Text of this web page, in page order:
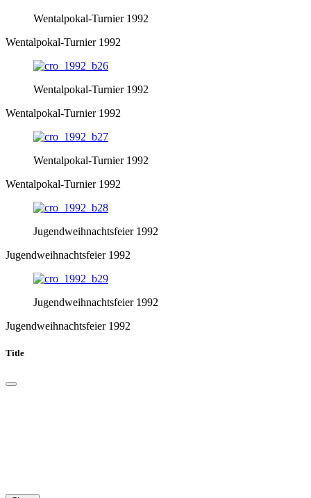
Wentalpokal-Turnier 1992
Wentalpokal-Turnier 1992
Wentalpokal-Turnier 1992
Wentalpokal-Turnier 1992
Wentalpokal-Turnier 1992
Wentalpokal-Turnier 1992
Jugendweihnachtsfeier 1992
Jugendweihnachtsfeier 1992
Jugendweihnachtsfeier 1992
Jugendweihnachtsfeier 1992
Title